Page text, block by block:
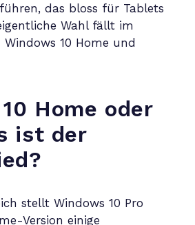
das bloss für Tablets
Wahl fällt im
10 Home und
Home oder
ist der
?
stellt Windows 10 Pro
Version einige